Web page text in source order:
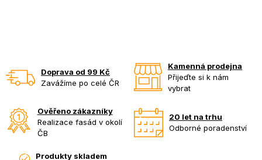
Doprava od 99 Kč
Zavážíme po celé ČR
Kamenná prodejna
Přijeďte si k nám
vybrat
Ověřeno zákazníky
Realizace fasád v okolí
ČB
20 let na trhu
Odborné poradenství
Produkty skladem